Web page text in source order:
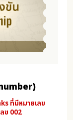
ที่มีหมายเลข
ข 002